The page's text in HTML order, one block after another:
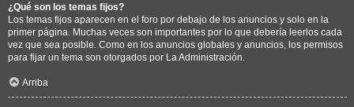
¿Qué son los temas fijos?
Los temas fijos aparecen en el foro por debajo de los anuncios y solo en la
primer página. Muchas veces son importantes por lo que debería leerlos cada
vez que sea posible. Como en los anuncios globales y anuncios, los permisos
para fijar un tema son otorgados por La Administración.
Arriba